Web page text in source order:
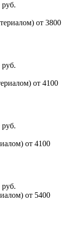
руб.
от 3800
руб.
от 4100
руб.
от 4100
руб.
от 5400